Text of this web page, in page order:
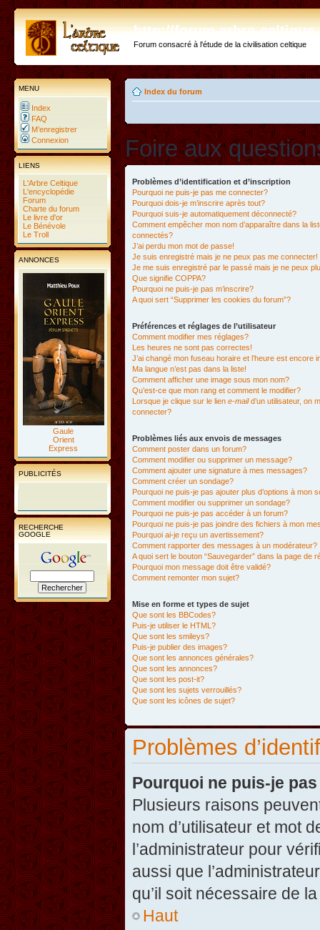
http://forum.arbre-
Forum consacré à l'étude de la civilisation celtique
MENU
Index
FAQ
M’enregistrer
Connexion
LIENS
L'Arbre Celtique
L'encyclopédie
Forum
Charte du forum
Le livre d'or
Le Bénévole
Le Troll
ANNONCES
Gaule
Orient
Express
PUBLICITÉS
RECHERCHE
GOOGLE
Index du forum
Foire aux
Problèmes d’identification et d’inscription
Pourquoi ne puis-je pas me connecter?
Pourquoi dois-je m’inscrire après tout?
Pourquoi suis-je automatiquement déconnecté?
Comment empêcher mon nom d’apparaître dans la
connectés?
J’ai perdu mon mot de passe!
Je suis enregistré mais je ne peux pas me connecter!
Je me suis enregistré par le passé mais je ne peux
Que signifie COPPA?
Pourquoi ne puis-je pas m’inscrire?
A quoi sert “Supprimer les cookies du forum”?
Préférences et réglages de l’utilisateur
Comment modifier mes réglages?
Les heures ne sont pas correctes!
J’ai changé mon fuseau horaire et l’heure est encore
Ma langue n’est pas dans la liste!
Comment afficher une image sous mon nom?
Qu’est-ce que mon rang et comment le modifier?
Lorsque je clique sur le lien e-maild’un utilisateur, on
connecter?
Problèmes liés aux envois de messages
Comment poster dans un forum?
Comment modifier ou supprimer un message?
Comment ajouter une signature à mes messages?
Comment créer un sondage?
Pourquoi ne puis-je pas ajouter plus d’options à mon
Comment modifier ou supprimer un sondage?
Pourquoi ne puis-je pas accéder à un forum?
Pourquoi ne puis-je pas joindre des fichiers à mon
Pourquoi ai-je reçu un avertissement?
Comment rapporter des messages à un modérateur?
A quoi sert le bouton “Sauvegarder” dans la page de
Pourquoi mon message doit être validé?
Comment remonter mon sujet?
Mise en forme et types de sujet
Que sont les BBCodes?
Puis-je utiliser le HTML?
Que sont les smileys?
Puis-je publier des images?
Que sont les annonces générales?
Que sont les annonces?
Que sont les post-it?
Que sont les sujets verrouillés?
Que sont les icônes de sujet?
Problèmes
Pourquoi ne puis-je
Plusieurs raisons
nom d’utilisateur et mot
l’administrateur pour
aussi que
qu’il soit nécessaire de
Haut